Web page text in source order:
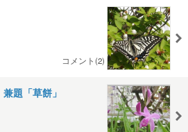
コメント(2)
題「草餅」